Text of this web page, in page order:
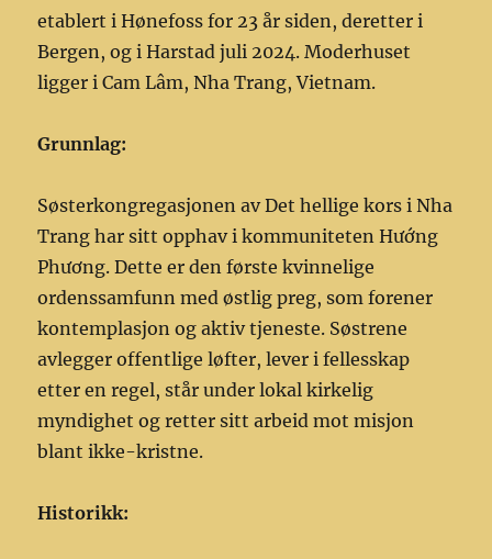
etablert i Hønefoss for 23 år siden, deretter i
Bergen, og i Harstad juli 2024. Moderhuset
ligger i Cam Lâm, Nha Trang, Vietnam.
Grunnlag:
Søsterkongregasjonen av Det hellige kors i Nha
Trang har sitt opphav i kommuniteten Hướng
Phương. Dette er den første kvinnelige
ordenssamfunn med østlig preg, som forener
kontemplasjon og aktiv tjeneste. Søstrene
avlegger offentlige løfter, lever i fellesskap
etter en regel, står under lokal kirkelig
myndighet og retter sitt arbeid mot misjon
blant ikke-kristne.
Historikk: